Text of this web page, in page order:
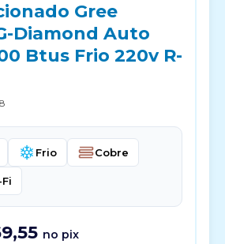
Gree
Diamond Auto
Btus Frio 220v R-
Frio Cobre
no pix